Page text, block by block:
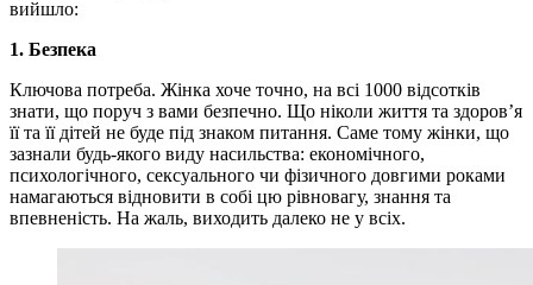
вийшло:
1. Безпека
Ключова потреба. Жінка хоче точно, на всі 1000 відсотків
знати, що поруч з вами безпечно. Що ніколи життя та здоров’я
її та її дітей не буде під знаком питання. Саме тому жінки, що
зазнали будь-якого виду насильства: економічного,
психологічного, сексуального чи фізичного довгими роками
намагаються відновити в собі цю рівновагу, знання та
впевненість. На жаль, виходить далеко не у всіх.